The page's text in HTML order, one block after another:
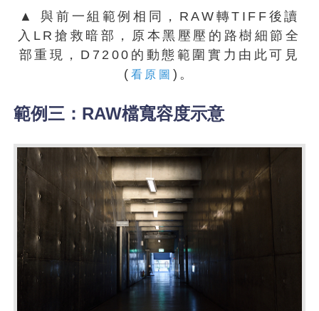
▲ 與前一組範例相同，RAW轉TIFF後讀
入LR搶救暗部，原本黑壓壓的路樹細節全
部重現，D7200的動態範圍實力由此可見
( 看原圖 )。
範例三：RAW檔寬容度示意